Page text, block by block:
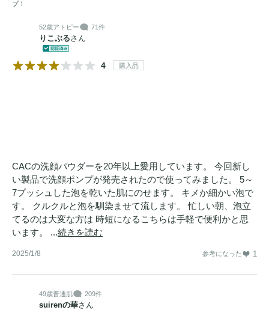
プ！
52歳アトピー 71件
りこぶるさん
4 購入品
CACの洗顔パウダーを20年以上愛用しています。 今回新し
い製品で洗顔ポンプが発売されたので使ってみました。 5～
7プッシュした泡を乾いた肌にのせます。 キメか細かい泡で
す。 クルクルと泡を馴染ませて流します。 忙しい朝、泡立
てるのは大変な方は 時短になるこちらは手軽で便利かと思
います。 ...続きを読む
2025/1/8 参考になった 1
49歳普通肌 209件
suirenの華さん